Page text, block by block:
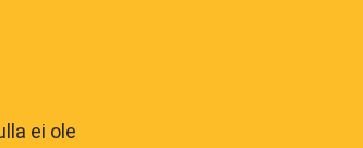
ei ole